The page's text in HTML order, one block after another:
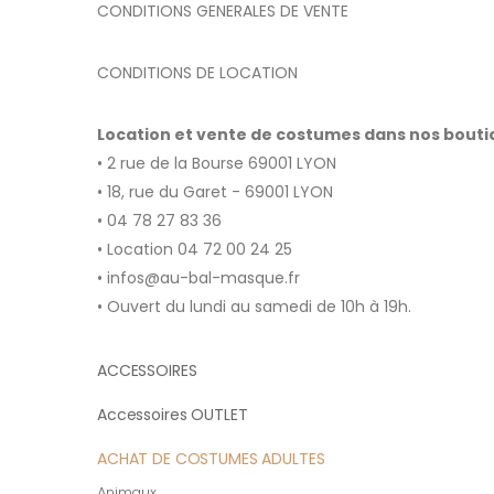
CONDITIONS GENERALES DE VENTE
CONDITIONS DE LOCATION
Location et vente de costumes dans nos
• 2 rue de la Bourse 69001 LYON
• 18, rue du Garet - 69001 LYON
• 04 78 27 83 36
• Location 04 72 00 24 25
• infos@au-bal-masque.fr
• Ouvert du lundi au samedi de 10h à 19h.
ACCESSOIRES
Accessoires OUTLET
ACHAT DE COSTUMES ADULTES